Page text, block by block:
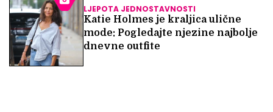
LJEPOTA JEDNOSTAVNOSTI
Katie Holmes je kraljica ulične
mode: Pogledajte njezine najbolje
dnevne outfite